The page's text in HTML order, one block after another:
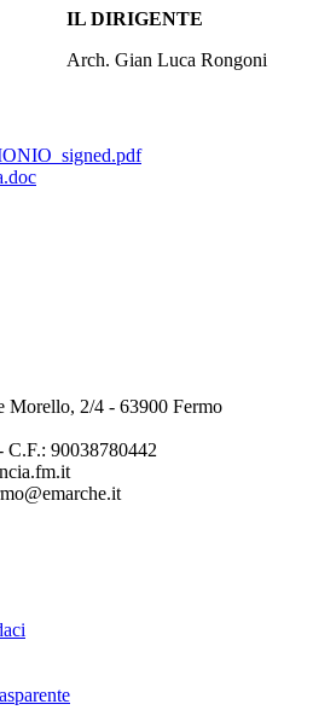
IL DIRIGENTE
Arch. Gian Luca Rongoni
Morello, 2/4 - 63900 Fermo
C.F.: 90038780442